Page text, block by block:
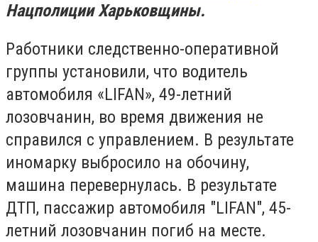
Нацполиции Харьковщины.
Работники следственно-оперативной
группы установили, что водитель
автомобиля «LIFAN», 49-летний
лозовчанин, во время движения не
справился с управлением. В результате
иномарку выбросило на обочину,
машина перевернулась. В результате
ДТП, пассажир автомобиля "LIFAN", 45-
летний лозовчанин погиб на месте.